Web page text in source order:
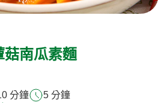
菇南瓜素麵
分鐘
5 分鐘